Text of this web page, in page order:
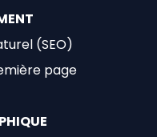
(SEO)
page